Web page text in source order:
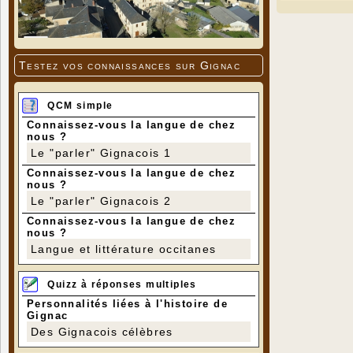
Testez vos connaissances sur Gignac
QCM simple
Connaissez-vous la langue de chez
nous ?
Le "parler" Gignacois 1
Connaissez-vous la langue de chez
nous ?
Le "parler" Gignacois 2
Connaissez-vous la langue de chez
nous ?
Langue et littérature occitanes
Quizz à réponses multiples
Personnalités liées à l'histoire de
Gignac
Des Gignacois célèbres
- Poulet